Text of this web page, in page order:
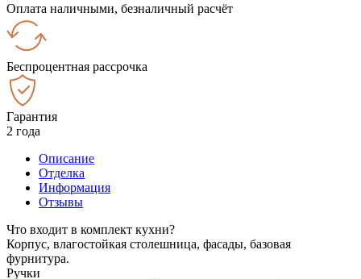
Оплата наличными, безналичный расчёт
Беспроцентная рассрочка
Гарантия
2 года
Описание
Отделка
Информация
Отзывы
Что входит в комплект кухни?
Корпус, влагостойкая столешница, фасады, базовая
фурнитура.
Ручки